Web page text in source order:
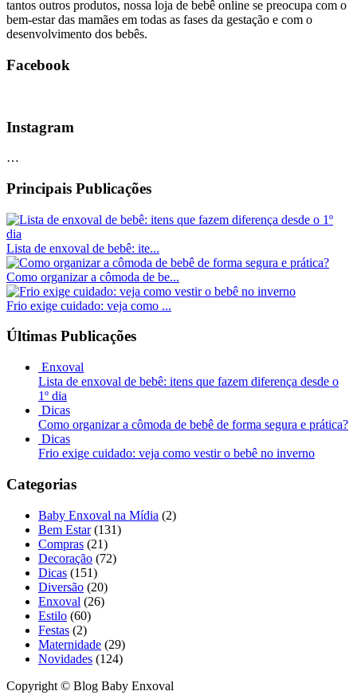
tantos outros produtos, nossa loja de bebê online se preocupa com o
bem-estar das mamães em todas as fases da gestação e com o
desenvolvimento dos bebês.
Facebook
Instagram
…
Principais Publicações
Lista de enxoval de bebê: ite...
Como organizar a cômoda de be...
Frio exige cuidado: veja como ...
Últimas Publicações
Enxoval
Lista de enxoval de bebê: itens que fazem diferença desde o
1º dia
Dicas
Como organizar a cômoda de bebê de forma segura e prática?
Dicas
Frio exige cuidado: veja como vestir o bebê no inverno
Categorias
Baby Enxoval na Mídia (2)
Bem Estar(131)
Compras (21)
Decoração (72)
Dicas (151)
Diversão (20)
Enxoval (26)
Estilo (60)
Festas (2)
Maternidade (29)
Novidades (124)
Copyright © Blog Baby Enxoval